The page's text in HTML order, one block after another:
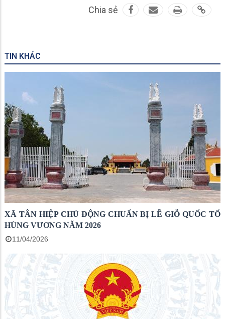
Chia sẻ
TIN KHÁC
XÃ TÂN HIỆP CHỦ ĐỘNG CHUẨN BỊ LỄ GIỖ QUỐC TỔ
HÙNG VƯƠNG NĂM 2026
11/04/2026